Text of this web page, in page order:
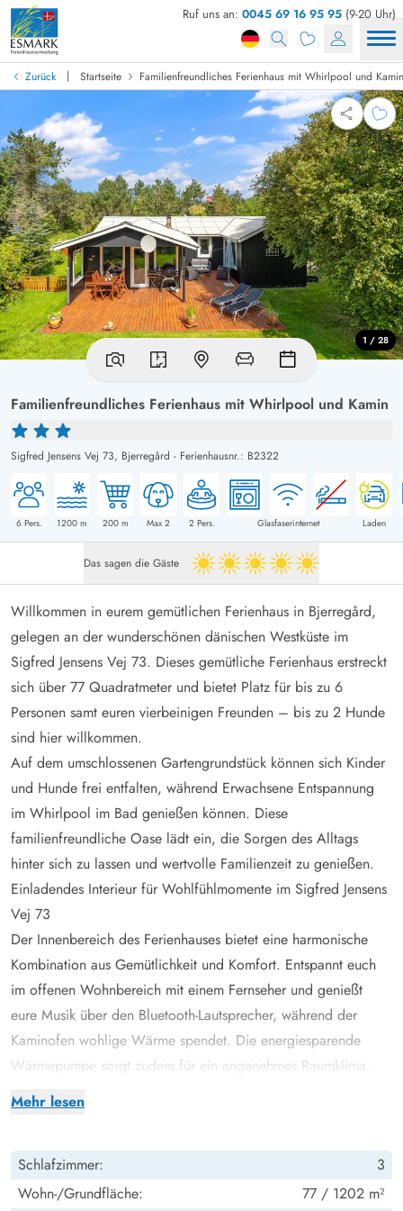
Ruf uns an: 0045 69 16 95 95 (9-20 Uhr)
Zurück | Startseite Familienfreundliches Ferienhaus mit Whirlpool und Kamin
Familienfreundliches Ferienhaus mit Whirlpool und Kamin
Sigfred Jensens Vej 73, Bjerregård - Ferienhausnr.: B2322
6Pers. 1200 m 200m Max 2 2 Pers. Glasfaserinternet Laden
1 / 28
Das sagen die Gäste 5 von 5
Mehr lesen
Willkommen in eurem gemütlichen Ferienhaus in Bjerregård,
gelegen an der wunderschönen dänischen Westküste im
Sigfred Jensens Vej 73. Dieses gemütliche Ferienhaus erstreckt
sich über 77 Quadratmeter und bietet Platz für bis zu 6
Personen samt euren vierbeinigen Freunden – bis zu 2 Hunde
sind hier willkommen.
Auf dem umschlossenen Gartengrundstück können sich Kinder
und Hunde frei entfalten, während Erwachsene Entspannung
im Whirlpool im Bad genießen können. Diese
familienfreundliche Oase lädt ein, die Sorgen des Alltags
hinter sich zu lassen und wertvolle Familienzeit zu genießen.
Einladendes Interieur für Wohlfühlmomente im Sigfred Jensens
Vej 73
Der Innenbereich des Ferienhauses bietet eine harmonische
Kombination aus Gemütlichkeit und Komfort. Entspannt euch
im offenen Wohnbereich mit einem Fernseher und genießt
eure Musik über den Bluetooth-Lautsprecher, während der
Kaminofen wohlige Wärme spendet. Die energiesparende
Wärmepumpe sorgt zudem für ein angenehmes Raumklima.
In der gut ausgestatteten, offenen Küche findet ihr alles, was
gemeinsam leckere Mahlzeiten zubereiten, die ihr dann am
Esstisch zusammen genießen könnt. Danach könnt ihr einen
Schlafzimmer:
3
Wohn-/Grundfläche:
77 / 1202 m²